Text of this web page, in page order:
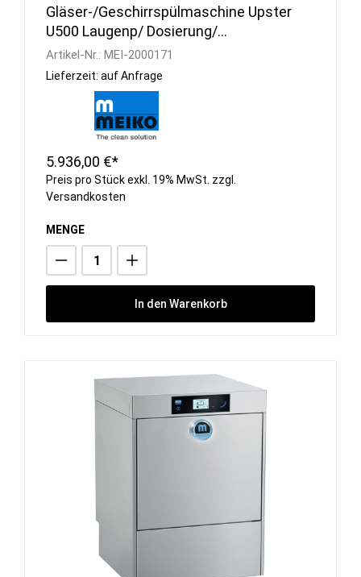
Gläser-/Geschirrspülmaschine Upster
U500 Laugenp/ Dosierung/
Drucksteigerungspumpe
Artikel-Nr.: MEI-2000171
Lieferzeit: auf Anfrage
5.936,00 €*
Preis pro Stück exkl. 19% MwSt. zzgl.
Versandkosten
MENGE
In den Warenkorb